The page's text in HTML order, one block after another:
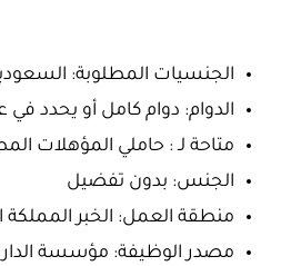
الجنسيات المطلوبة:
الدوام: دوام كامل أو يحدد
متاحة لـ : حاملي المؤهلات
الجنس: بدون تفضيل
منطقة العمل: الخبر المملكة
مصدر الوظيفة: مؤسسة الدار